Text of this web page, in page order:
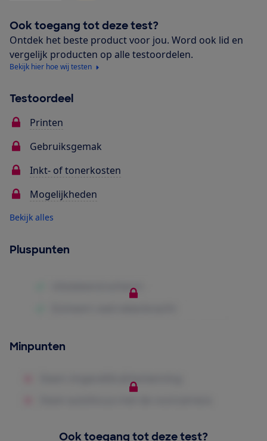
Ook toegang tot deze test?
Ontdek het beste product voor jou. Word ook lid en
vergelijk producten op alle testoordelen.
Bekijk hier hoe wij testen
Testoordeel
Printen
Gebruiksgemak
Inkt- of tonerkosten
Mogelijkheden
Bekijk alles
Pluspunten
Minpunten
Ook toegang tot deze test?